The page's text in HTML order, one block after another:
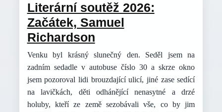
Literární soutěž 2026:
Začátek, Samuel
Richardson
Venku byl krásný slunečný den. Seděl jsem na
zadním sedadle v autobuse číslo 30 a skrze okno
jsem pozoroval lidi brouzdající ulicí, jiné zase sedící
na lavičkách, děti odhánějící nenasytné a drzé
holuby, kteří ze země sezobávali vše, co by jim